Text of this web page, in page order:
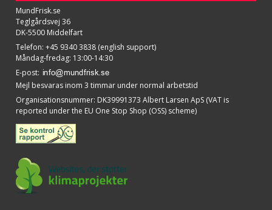
MundFrisk.se
Teglgårdsvej 36
DK-5500 Middelfart
Telefon: +45 9340 3838 (english support)
Måndag-fredag: 13:00-14:30
E-post:
Mejl besvaras inom 3 timmar under normal arbetstid
Organisationsnummer: DK39991373 Albert Larsen ApS (VAT is
reported under the EU One Stop Shop (OSS) scheme)